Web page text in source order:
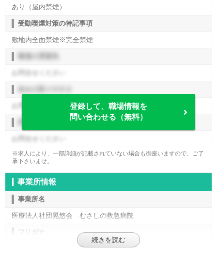
あり（屋内禁煙）
受動喫煙対策の特記事項
敷地内全面禁煙※完全禁煙
職場の雰囲気
お問合せください
お問合せください
登録して、職場情報を
問い合わせる（無料）
※求人により、一部詳細が記載されていない場合も御座いますので、ご了
承下さいませ。
事業所情報
事業所名
医療法人社団晃悠会 むさしの救急病院
フリガナ
ムサシノキュウキュウビョウイン